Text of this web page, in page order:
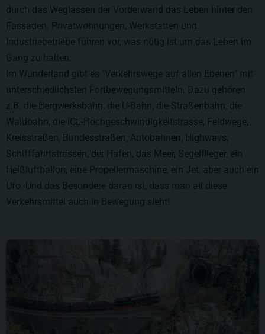
durch das Weglassen der Vorderwand das Leben hinter den
Fassaden. Privatwohnungen, Werkstätten und
Industriebetriebe führen vor, was nötig ist um das Leben im
Gang zu halten.
Im Wunderland gibt es "Verkehrswege auf allen Ebenen" mit
unterschiedlichsten Fortbewegungsmitteln. Dazu gehören
z.B. die Bergwerksbahn, die U-Bahn, die Straßenbahn, die
Waldbahn, die ICE-Hochgeschwindigkeitstrasse, Feldwege,
Kreisstraßen, Bundesstraßen, Autobahnen, Highways,
Schifffahrtstrassen, der Hafen, das Meer, Segelflieger, ein
Heißluftballon, eine Propellermaschine, ein Jet, aber auch ein
Ufo. Und das Besondere daran ist, dass man all diese
Verkehrsmittel auch in Bewegung sieht!